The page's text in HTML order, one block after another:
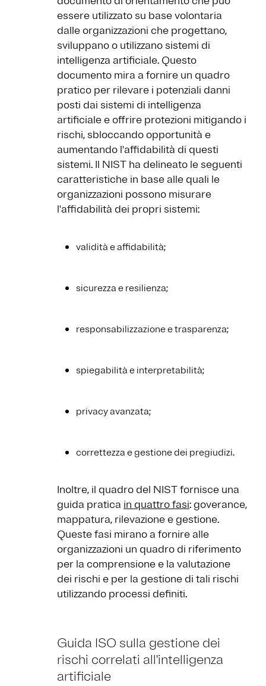
essere utilizzato su base volontaria
dalle organizzazioni che progettano,
sviluppano o utilizzano sistemi di
intelligenza artificiale. Questo
documento mira a fornire un quadro
pratico per rilevare i potenziali danni
posti dai sistemi di intelligenza
artificiale e offrire protezioni mitigando i
rischi, sbloccando opportunità e
aumentando l'affidabilità di questi
sistemi. Il NIST ha delineato le seguenti
caratteristiche in base alle quali le
organizzazioni possono misurare
l'affidabilità dei propri sistemi:
validità e affidabilità;
sicurezza e resilienza;
responsabilizzazione e trasparenza;
spiegabilità e interpretabilità;
privacy avanzata;
correttezza e gestione dei pregiudizi.
Inoltre, il quadro del NIST fornisce una
guida pratica in quattro fasi: goverance,
mappatura, rilevazione e gestione.
Queste fasi mirano a fornire alle
organizzazioni un quadro di riferimento
per la comprensione e la valutazione
dei rischi e per la gestione di tali rischi
utilizzando processi definiti.
Guida ISO sulla gestione dei
rischi correlati all'intelligenza
artificiale